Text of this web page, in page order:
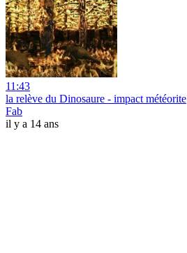
11:43
la relève du Dinosaure - impact météorite
Fab
il y a 14 ans